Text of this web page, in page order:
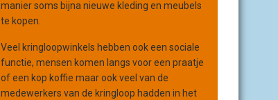
manier soms bijna nieuwe kleding en meubels
te kopen.
Veel kringloopwinkels hebben ook een sociale
functie, mensen komen langs voor een praatje
of een kop koffie maar ook veel van de
medewerkers van de kringloop hadden in het